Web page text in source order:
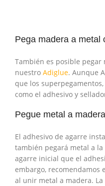
Pega madera a metal
También es posible pegar
nuestro Adiglue. Aunque
que los
como el adhesivo y
Pegue metal a
El adhesivo de agarre
también pegará metal a
agarre inicial que el
embargo, recomendamos
al unir metal a madera.